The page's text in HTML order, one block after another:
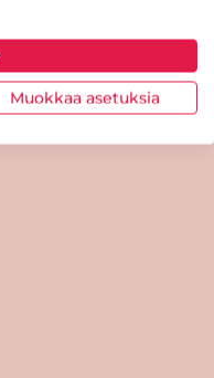
Muokkaa asetuksia